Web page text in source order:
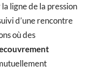
ligne de la pression
d’une rencontre
où des